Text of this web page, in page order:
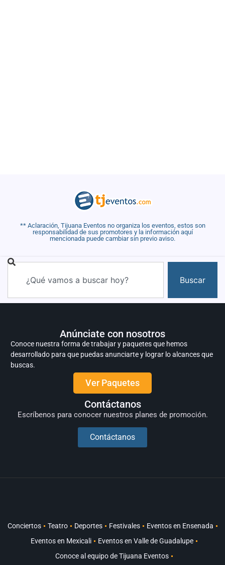
** Aclaración, Tijuana Eventos no organiza los eventos, estos son
responsabilidad de sus promotores y la información aquí
mencionada puede cambiar sin previo aviso.
Buscar
Anúnciate con nosotros
Conoce nuestra forma de trabajar y paquetes que hemos
desarrollado para que puedas anunciarte y lograr lo alcances que
buscas.
Ver Paquetes
Contáctanos
Escríbenos para conocer nuestros planes de promoción.
Contáctanos
Conciertos Teatro Deportes Festivales
Eventos en Ensenada
Eventos en Mexicali
Eventos en Valle de Guadalupe
Conoce al equipo de Tijuana Eventos